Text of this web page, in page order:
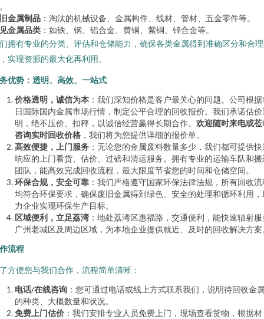
金属制品 ：淘汰的机械设备、金属构件、线材、管材、五金零件等。
金属品类 ：如铁、钢、铝合金、黄铜、紫铜、锌合金等。
拥有专业的分类、评估和仓储能力，确保各类金属得到准确区分和合
实现资源的最大化再利用。
优势：透明、高效、一站式
价格透明，诚信为本 ：我们深知价格是客户最关心的问题。公司根
日国际国内金属市场行情，制定公平合理的回收报价。我们承诺估价
明，绝不压价、扣秤，以诚信经营赢得长期合作。 欢迎随时来电或莅
咨询实时回收价格 ，我们将为您提供详细的报价单。
高效便捷，上门服务 ：无论您的金属废料数量多少，我们都可提供
响应的上门看货、估价、过磅和清运服务。拥有专业的运输车队和搬
团队，能高效完成回收流程，最大限度节省您的时间和仓储空间。
环保合规，安全可靠 ：我们严格遵守国家环保法律法规，所有回收
均符合环保要求，确保废旧金属得到绿色、安全的处理和循环利用，
力企业实现环保生产目标。
区域便利，立足荔湾 ：地处荔湾区惠福路，交通便利，能快速辐射
广州老城区及周边区域，为本地企业提供就近、及时的回收解决方案
流程
方便您与我们合作，流程简单清晰：
电话/在线咨询 ：您可通过电话或线上方式联系我们，说明待回收金
的种类、大概数量和状况。
免费上门估价 ：我们安排专业人员免费上门，现场查看货物，根据材